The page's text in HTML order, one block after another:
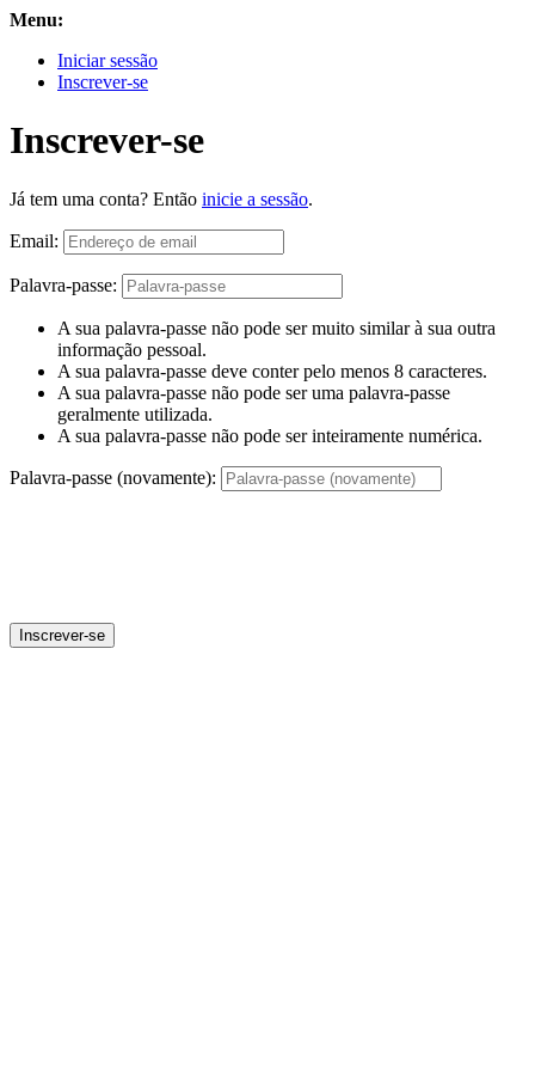
Menu:
Iniciar sessão
Inscrever-se
Inscrever-se
Já tem uma conta? Então inicie a sessão.
Email:
Palavra-passe:
A sua palavra-passe não pode ser muito similar à sua outra
informação pessoal.
A sua palavra-passe deve conter pelo menos 8 caracteres.
A sua palavra-passe não pode ser uma palavra-passe
geralmente utilizada.
A sua palavra-passe não pode ser inteiramente numérica.
Palavra-passe (novamente):
Inscrever-se